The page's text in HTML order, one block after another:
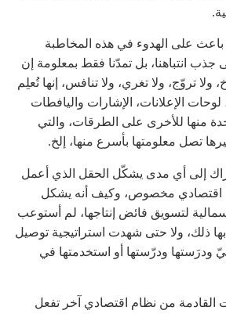
على الهدوء في هذه المخاطبة
جذب انتباهنا، بل تمدّنا فقط بمعلومة إن
تروّج، ولا تغري، ولا تنافس، إنها تُعلِم
الإعلانات، الإشارات واليافطات
منها للأخرى على الطرقات، والتي
تصل معلومتها بأسرع منها، إلخ.
إلى أي مدى يشكّل الحقل الذي أعمل
اقتصادي مخصوص، وكيف أنه يشكل
لتسويق فائض إنتاجها، لم أستوعب
بها ذلك، ولا حتى شهدت استراتيجية توصيل
ودرَستها ودرّستها أو استخدمتها في
القادمة من نظام اقتصادي آخر تفعل